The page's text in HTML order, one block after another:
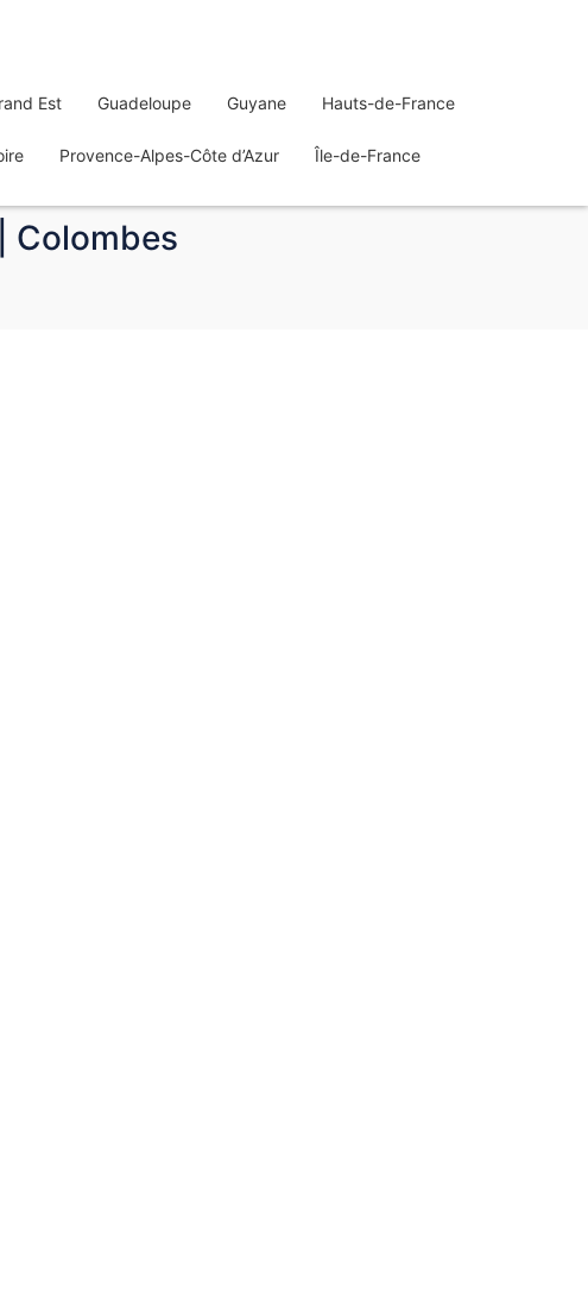
Est Guadeloupe Guyane Hauts-de-France
Provence-Alpes-Côte d’Azur Île-de-France
Colombes